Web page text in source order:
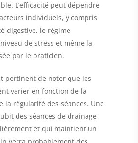
L’efficacité peut dépendre
individuels, y compris
digestive, le régime
de stress et même la
par le praticien.
pertinent de noter que les
varier en fonction de la
la régularité des séances. Une
des séances de drainage
et qui maintient un